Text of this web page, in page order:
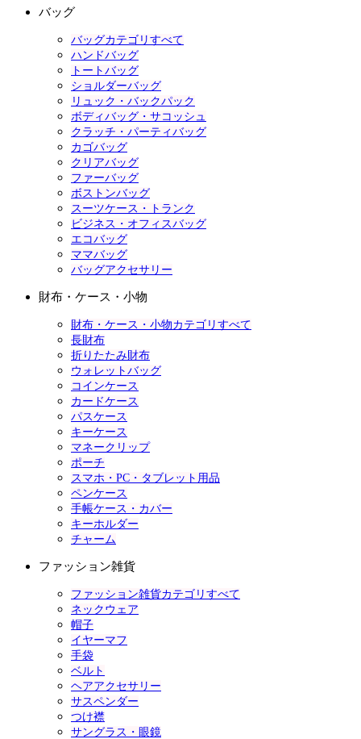
バッグ
バッグカテゴリすべて
ハンドバッグ
トートバッグ
ショルダーバッグ
リュック・バックパック
ボディバッグ・サコッシュ
クラッチ・パーティバッグ
カゴバッグ
クリアバッグ
ファーバッグ
ボストンバッグ
スーツケース・トランク
ビジネス・オフィスバッグ
エコバッグ
ママバッグ
バッグアクセサリー
財布・ケース・小物
財布・ケース・小物カテゴリすべて
長財布
折りたたみ財布
ウォレットバッグ
コインケース
カードケース
パスケース
キーケース
マネークリップ
ポーチ
スマホ・PC・タブレット用品
ペンケース
手帳ケース・カバー
キーホルダー
チャーム
ファッション雑貨
ファッション雑貨カテゴリすべて
ネックウェア
帽子
イヤーマフ
手袋
ベルト
ヘアアクセサリー
サスペンダー
つけ襟
サングラス・眼鏡